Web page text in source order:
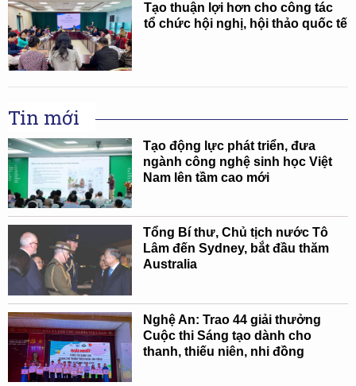
Tạo thuận lợi hơn cho công tác
tổ chức hội nghị, hội thảo quốc tế
Tin mới
Tạo động lực phát triển, đưa
ngành công nghệ sinh học Việt
Nam lên tầm cao mới
Tổng Bí thư, Chủ tịch nước Tô
Lâm đến Sydney, bắt đầu thăm
Australia
Nghệ An: Trao 44 giải thưởng
Cuộc thi Sáng tạo dành cho
thanh, thiếu niên, nhi đồng